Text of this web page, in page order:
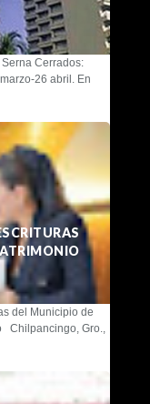
Cerrados:
26 abril. En
del Municipio de
Chilpancingo, Gro.,